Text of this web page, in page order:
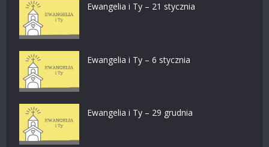
Ewangelia i Ty – 21 stycznia
Ewangelia i Ty – 6 stycznia
Ewangelia i Ty – 29 grudnia